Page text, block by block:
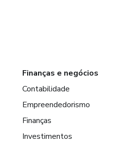
Finanças e negócios
Contabilidade
Empreendedorismo
Finanças
Investimentos